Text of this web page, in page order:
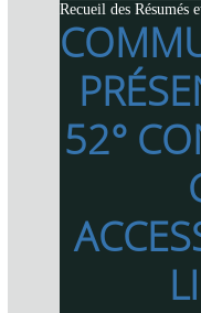
Recueil des Résumés
52°